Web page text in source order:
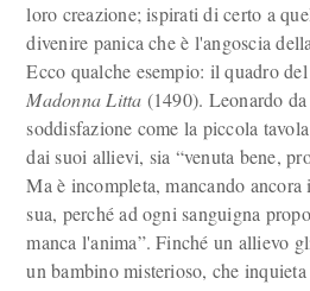
loro creazione; ispirati di certo a
divenire panica che è l'angoscia
Ecco qualche esempio: il quadro
Madonna Litta (1490). Leonardo
soddisfazione come la piccola
dai suoi allievi, sia “venuta bene,
Ma è incompleta, mancando
sua, perché ad ogni sanguigna
manca l'anima”. Finché un allievo
un bambino misterioso, che